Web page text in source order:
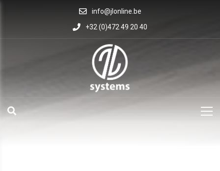
info@jlonline.be
+32 (0)472 49 20 40